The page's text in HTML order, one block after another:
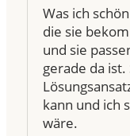
Was ich
die sie
und sie
gerade da
kann und ich
wäre.